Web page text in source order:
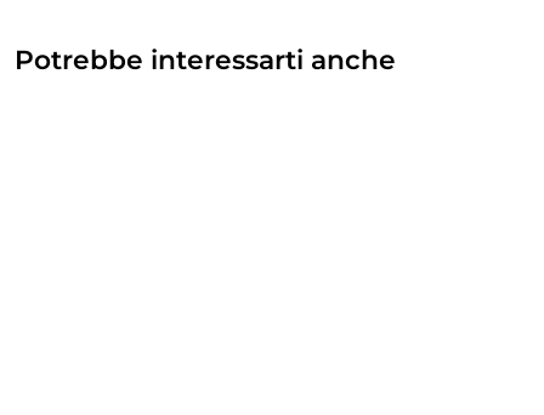
Potrebbe interessarti anche